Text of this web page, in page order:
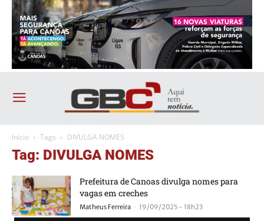
Início Tags DIVULGA NOMES
Tag: DIVULGA NOMES
Prefeitura de Canoas divulga nomes para
vagas em creches
Matheus Ferreira - 19/09/2025 - 18h23